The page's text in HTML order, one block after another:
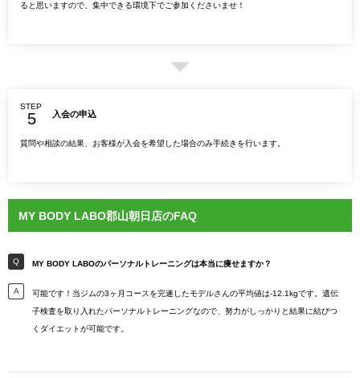
ると思いますので、集中できる環境下でご参加くださいませ！
STEP
入会の申込
質問や相談の結果、お客様が入会を希望した場合のみ手続きを行います。
MY BODY LABO郡山朝日店のFAQ
MY BODY LABOのパーソナルトレーニングは本当に痩せますか？
可能です！当ジムの3ヶ月コースを完遂したモデルさんの平均値は-12.1kgです。遺伝
子検査を取り入れたパーソナルトレーニングなので、努力がしっかりと結果に結びつ
くダイエットが可能です。